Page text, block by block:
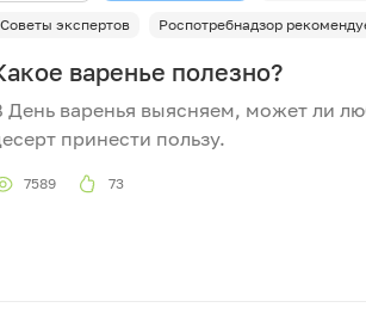
Советы экспертов Роспотребнадзор
варенье полезно?
День варенья выясняем, может ли
принести пользу.
7589 73